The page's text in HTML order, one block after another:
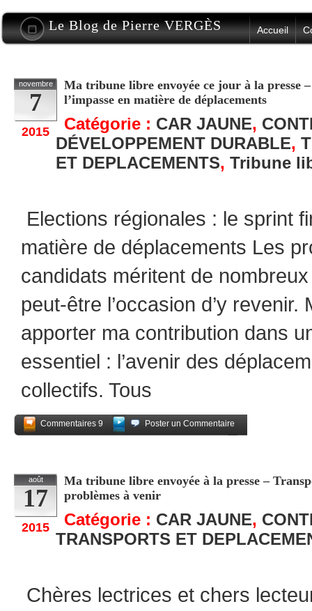
Le Blog de Pierre VERGÈS Accueil
novembre
7
2015
Ma tribune libre envoyée ce jour à la
l’impasse en matière de déplacements
Catégorie : CAR JAUNE,
DÉVELOPPEMENT DURABLE,
ET DEPLACEMENTS, Tribune
Elections régionales : le sprint
matière de déplacements Les
candidats méritent de
peut-être l’occasion d’y revenir.
apporter ma contribution dans
essentiel : l’avenir des
collectifs. Tous
Commentaires 9
Poster un Commentaire
août
17
2015
Ma tribune libre envoyée à la presse –
problèmes à venir
Catégorie : CAR JAUNE,
TRANSPORTS ET
Chères lectrices et chers